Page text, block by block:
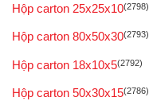
Hộp carton 25x25x10(2798)
Hộp carton 80x50x30(2793)
Hộp carton 18x10x5(2792)
Hộp carton 50x30x15(2786)